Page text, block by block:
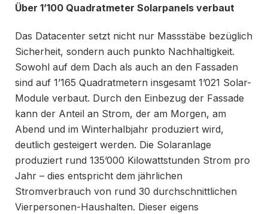
Über 1’100 Quadratmeter Solarpanels verbaut
Das Datacenter setzt nicht nur Massstäbe bezüglich
Sicherheit, sondern auch punkto Nachhaltigkeit.
Sowohl auf dem Dach als auch an den Fassaden
sind auf 1’165 Quadratmetern insgesamt 1’021 Solar-
Module verbaut. Durch den Einbezug der Fassade
kann der Anteil an Strom, der am Morgen, am
Abend und im Winterhalbjahr produziert wird,
deutlich gesteigert werden. Die Solaranlage
produziert rund 135’000 Kilowattstunden Strom pro
Jahr – dies entspricht dem jährlichen
Stromverbrauch von rund 30 durchschnittlichen
Vierpersonen-Haushalten. Dieser eigens